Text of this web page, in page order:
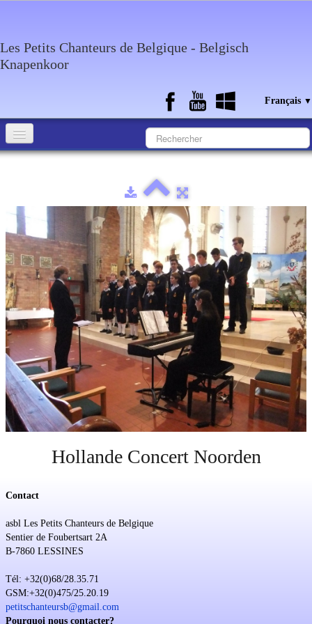
Les Petits Chanteurs de Belgique - Belgisch
Knapenkoor
Français ▼
Medias
Agenda
Discographie
Contact
Soutien
Sponsoring
Événements
Hollande Concert Noorden
Contact
asbl Les Petits Chanteurs de Belgique
Sentier de Foubertsart 2A
B-7860 LESSINES
Tél: +32(0)68/28.35.71
GSM:+32(0)475/25.20.19
petitschanteursb@gmail.com
Pourquoi nous contacter?